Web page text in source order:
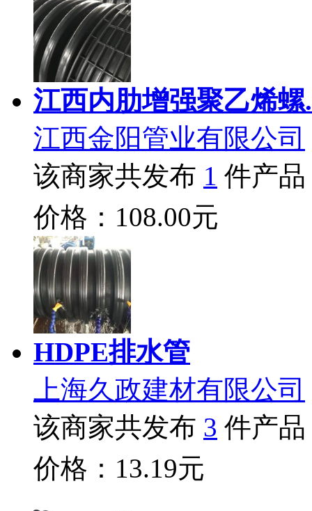
江西内肋增强聚乙烯螺
江西金阳管业有限公司
该商家共发布 1 件产品
价格：108.00元
HDPE排水管
上海久政建材有限公司
该商家共发布 3 件产品
价格：13.19元